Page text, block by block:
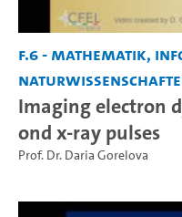
F.6 - Mathematik,
Imaging electron
ond x-ray pulses
Prof. Dr. Daria Gorelova